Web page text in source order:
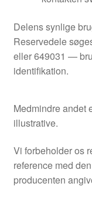
Delens synlige
Reservedele
eller 649031 —
identifikation.
Medmindre andet
illustrative.
Vi forbeholder os
reference med
producenten